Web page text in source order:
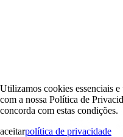
Utilizamos cookies essenciais
com a nossa Política de
concorda com estas condições.
aceitarpolítica de privacidade